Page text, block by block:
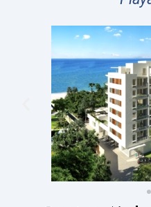
completará en
Large condos with
and 4.5
All units offer
access to a
Cada unidad
coches y un
incluida y es